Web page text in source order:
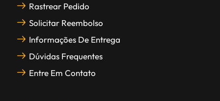
Rastrear Pedido
Solicitar Reembolso
Informações De Entrega
Dúvidas Frequentes
Entre Em Contato